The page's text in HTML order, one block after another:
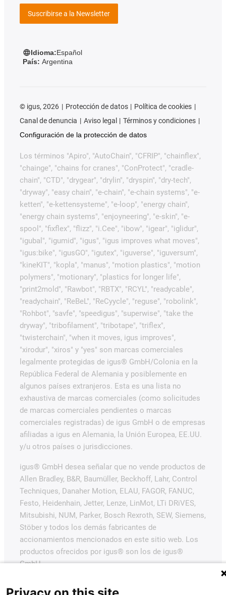
Suscribirse a la Newsletter
Idioma:Español
País: Argentina
© igus, 2026 Protección de datos
Política de cookies
Canal de denuncia
Aviso legal
Términos y condiciones
Configuración de la protección de datos
Los términos "Apiro", "AutoChain", "CFRIP", "chainflex",
"chainge", "chains for cranes", "ConProtect", "cradle-
chain", "CTD", "drygear", "drylin", "dryspin", "dry-tech",
"dryway", "easy chain", "e-chain", "e-chain systems", "e-
ketten", "e-kettensysteme", "e-loop", "energy chain",
"energy chain systems", "enjoyneering", "e-skin", "e-
spool", "fixflex", "flizz", "i.Cee", "ibow", "igear", "iglidur",
"igubal", "igumid", "igus", "igus improves what moves",
"igus:bike", "igusGO", "igutex", "iguverse", "iguversum",
"kineKIT", "kopla", "manus", "motion plastics", "motion
polymers", "motionary", "plastics for longer life",
"print2mold", "Rawbot", "RBTX", "RCYL", "readycable",
"readychain", "ReBeL", "ReCyycle", "reguse", "robolink",
"Rohbot", "savfe", "speedigus", "superwise", "take the
dryway", "tribofilament", "tribotape", "triflex",
"twisterchain", "when it moves, igus improves",
"xirodur", "xiros" y "yes" son marcas comerciales
legalmente protegidas de igus® GmbH/Colonia en la
República Federal de Alemania y posiblemente en
algunos países extranjeros. Esta es una lista no
exhaustiva de marcas comerciales (como solicitudes
de marcas comerciales pendientes o marcas
comerciales registradas) de igus GmbH o de empresas
afiliadas a igus en Alemania, la Unión Europea, EE.UU.
y/u otros países o jurisdicciones.
igus® GmbH desea señalar que no vende productos de
Allen Bradley, B&R, Baumüller, Beckhoff, Lahr, Control
Techniques, Danaher Motion, ELAU, FAGOR, FANUC,
Festo, Heidenhain, Jetter, Lenze, LinMot, LTi DRiVES,
Mitsubishi, NUM, Parker, Bosch Rexroth, SEW, Siemens,
Stöber y todos los demás fabricantes de
accionamientos mencionados en este sitio web. Los
productos ofrecidos por igus® son los de igus®
GmbH.